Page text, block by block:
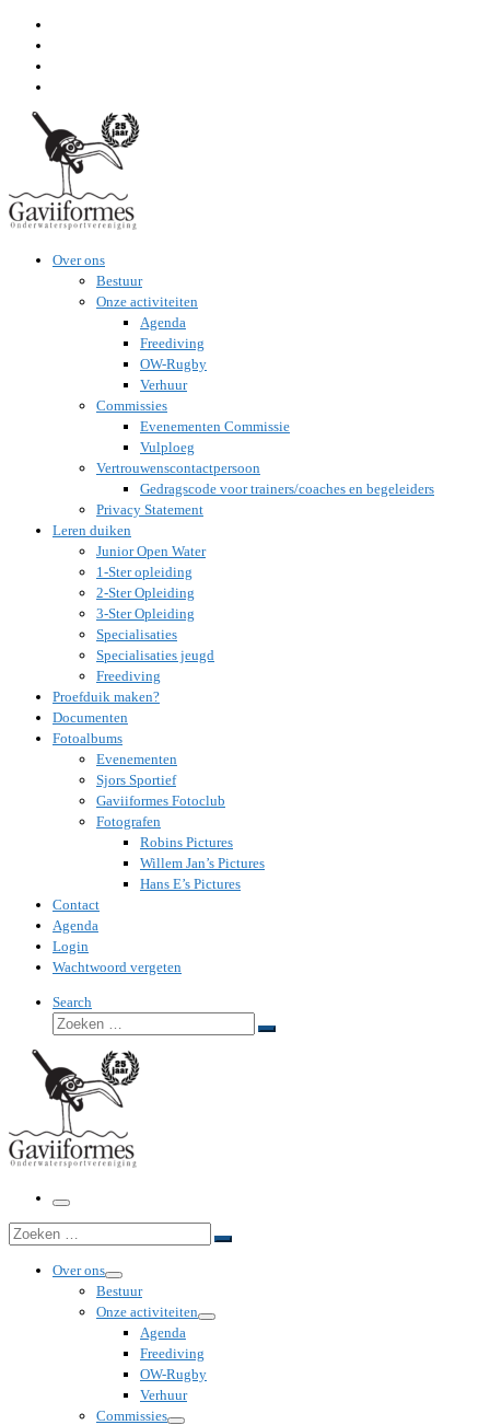
inhoud
Over ons
Bestuur
Onze activiteiten
Agenda
Freediving
OW-Rugby
Verhuur
Commissies
Evenementen Commissie
Vulploeg
Vertrouwenscontactpersoon
Gedragscode voor trainers/coaches en begeleiders
Privacy Statement
Leren duiken
Junior Open Water
1-Ster opleiding
2-Ster Opleiding
3-Ster Opleiding
Specialisaties
Specialisaties jeugd
Freediving
Proefduik maken?
Documenten
Fotoalbums
Evenementen
Sjors Sportief
Gaviiformes Fotoclub
Fotografen
Robins Pictures
Willem Jan’s Pictures
Hans E’s Pictures
Contact
Agenda
Login
Wachtwoord vergeten
Search
Zoeken
Zoeken
Menu
Zoeken
Zoeken
Over ons
Bestuur
Onze activiteiten
Agenda
Freediving
OW-Rugby
Verhuur
Commissies